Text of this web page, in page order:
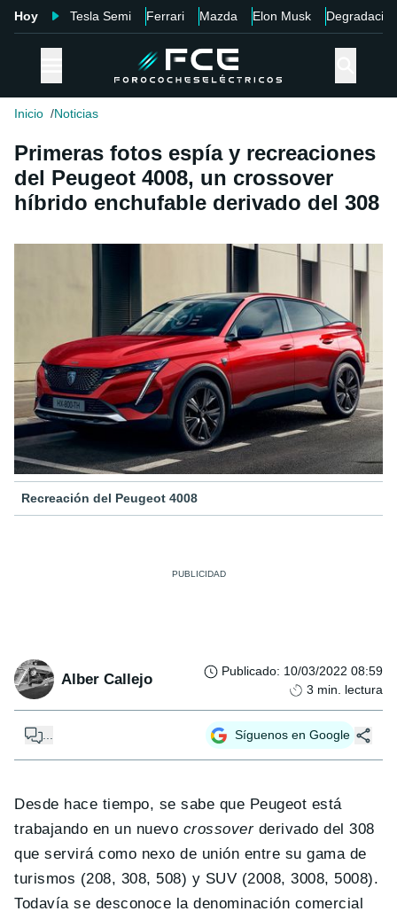
Hoy Tesla Semi Ferrari Mazda Elon Musk Degradación
Inicio Noticias
Primeras fotos espía y recreaciones
del Peugeot 4008, un crossover
híbrido enchufable derivado del 308
Recreación del Peugeot 4008
Alber Callejo Publicado: 10/03/2022 08:59
3 min. lectura
Síguenos en Google
Desde hace tiempo, se sabe que Peugeot está
trabajando en un nuevo crossoverderivado del 308
que servirá como nexo de unión entre su gama de
turismos (208, 308, 508) y SUV (2008, 3008, 5008).
Todavía se desconoce la denominación comercial